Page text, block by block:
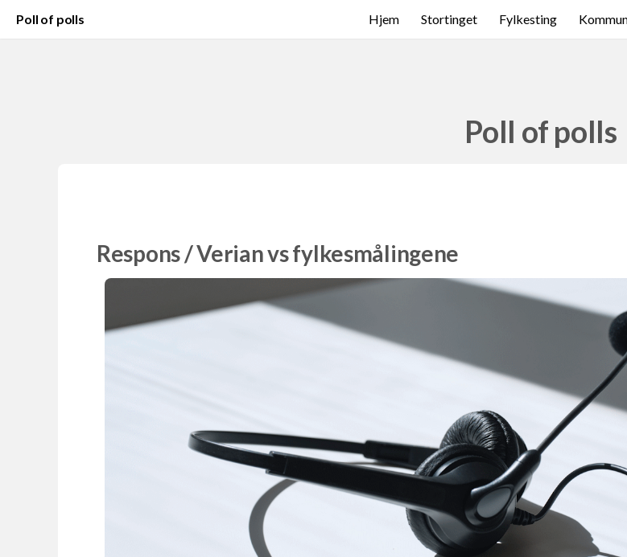
Poll of polls Hjem Stortinget Fylkesting
Poll of polls
Respons / Verian vs fylkesmålingene